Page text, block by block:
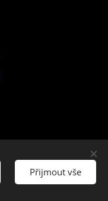
Přijmout vše